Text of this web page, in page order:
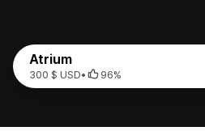
Atrium
300 $ USD• 96%